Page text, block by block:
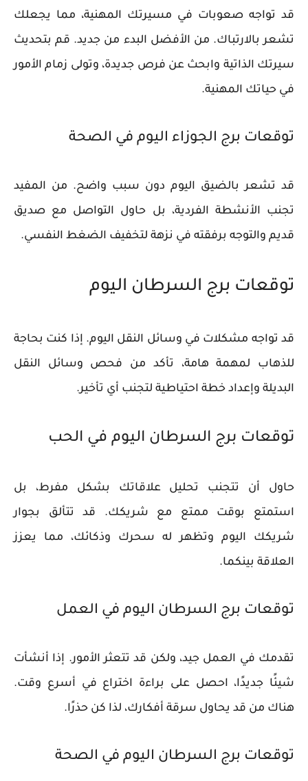
قد تواجه صعوبات في مسيرتك المهنية، مما يجعلك
تشعر بالارتباك. من الأفضل البدء من جديد. قم بتحديث
سيرتك الذاتية وابحث عن فرص جديدة، وتولى زمام الأمور
في حياتك المهنية.
توقعات برج الجوزاء اليوم في الصحة
قد تشعر بالضيق اليوم دون سبب واضح. من المفيد
تجنب الأنشطة الفردية، بل حاول التواصل مع صديق
قديم والتوجه برفقته في نزهة لتخفيف الضغط النفسي.
توقعات برج السرطان اليوم
قد تواجه مشكلات في وسائل النقل اليوم. إذا كنت بحاجة
للذهاب لمهمة هامة، تأكد من فحص وسائل النقل
البديلة وإعداد خطة احتياطية لتجنب أي تأخير.
توقعات برج السرطان اليوم في الحب
حاول أن تتجنب تحليل علاقاتك بشكل مفرط، بل
استمتع بوقت ممتع مع شريكك. قد تتألق بجوار
شريكك اليوم وتظهر له سحرك وذكائك، مما يعزز
العلاقة بينكما.
توقعات برج السرطان اليوم في العمل
تقدمك في العمل جيد، ولكن قد تتعثر الأمور. إذا أنشأت
شيئًا جديدًا، احصل على براءة اختراع في أسرع وقت.
هناك من قد يحاول سرقة أفكارك، لذا كن حذرًا.
توقعات برج السرطان اليوم في الصحة